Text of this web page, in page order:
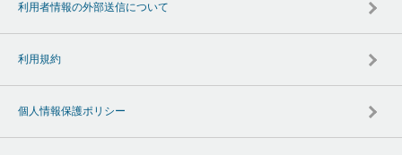
利用者情報の外部送信について
利用規約
個人情報保護ポリシー